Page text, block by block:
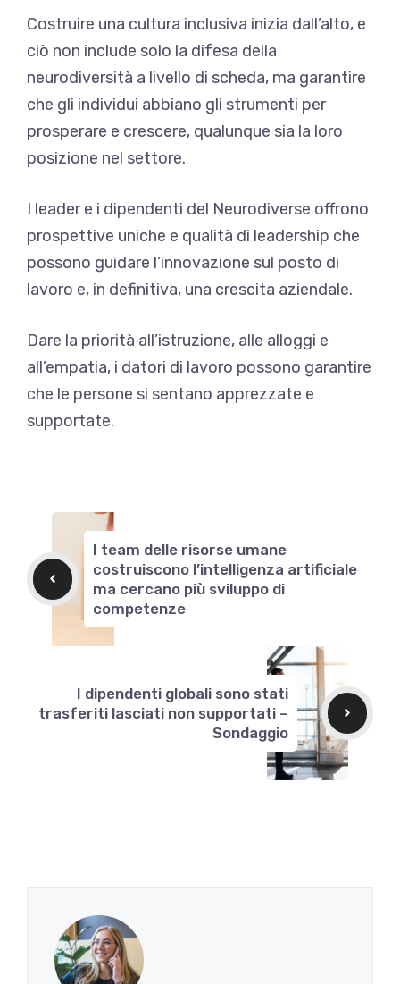
Costruire una cultura inclusiva inizia dall’alto, e
ciò non include solo la difesa della
neurodiversità a livello di scheda, ma garantire
che gli individui abbiano gli strumenti per
prosperare e crescere, qualunque sia la loro
posizione nel settore.
I leader e i dipendenti del Neurodiverse offrono
prospettive uniche e qualità di leadership che
possono guidare l’innovazione sul posto di
lavoro e, in definitiva, una crescita aziendale.
Dare la priorità all’istruzione, alle alloggi e
all’empatia, i datori di lavoro possono garantire
che le persone si sentano apprezzate e
supportate.
I team delle risorse umane
costruiscono l’intelligenza artificiale
ma cercano più sviluppo di
competenze
I dipendenti globali sono stati
trasferiti lasciati non supportati –
Sondaggio